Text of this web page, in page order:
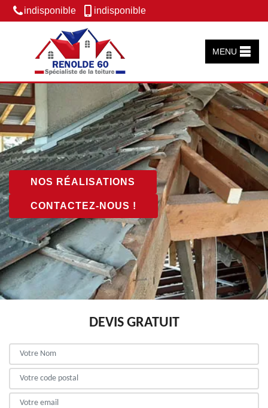
indisponible indisponible
MENU
NOS RÉALISATIONS
CONTACTEZ-NOUS !
DEVIS GRATUIT